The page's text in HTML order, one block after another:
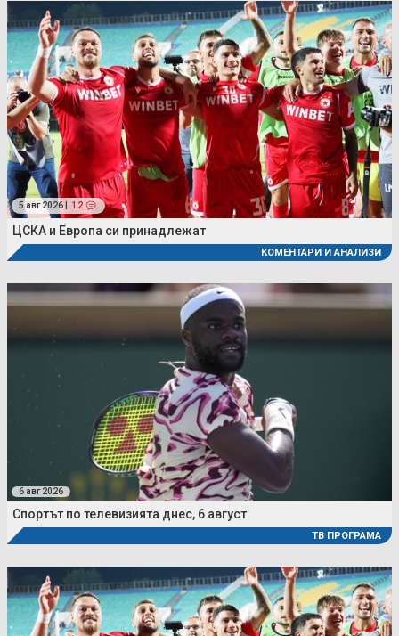
5 авг 2026 | 12
ЦСКА и Европа си принадлежат
КОМЕНТАРИ И АНАЛИЗИ
6 авг 2026
Спортът по телевизията днес, 6 август
ТВ ПРОГРАМА